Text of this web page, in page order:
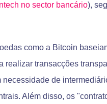
no sector bancário),
como a Bitcoin
realizar transacções
necessidade de
Além disso, os